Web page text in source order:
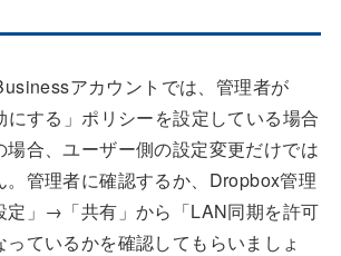
アカウントでは、管理者が
にする」ポリシーを設定している場合
場合、ユーザー側の設定変更だけでは
。管理者に確認するか、Dropbox管理
定」→「共有」から「LAN同期を許可
ているかを確認してもらいましょ